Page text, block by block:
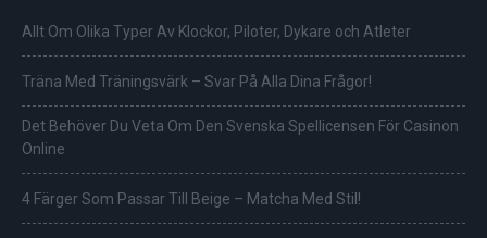
Allt Om Olika Typer Av Klockor, Piloter, Dykare och Atleter
Träna Med Träningsvärk – Svar På Alla Dina Frågor!
Det Behöver Du Veta Om Den Svenska Spellicensen För Casinon
Online
4 Färger Som Passar Till Beige – Matcha Med Stil!